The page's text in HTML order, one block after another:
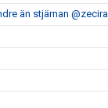
än stjärnan